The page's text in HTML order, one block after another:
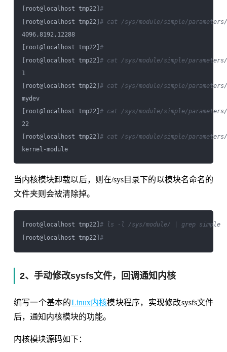
[root@localhost tmp22] #
[root@localhost tmp22] # cat /sys/module/simple/
4096,8192,12288
[root@localhost tmp22] #
[root@localhost tmp22] # cat /sys/module/simple/parameters/
1
[root@localhost tmp22] # cat /sys/module/simple/parameters/
mydev
[root@localhost tmp22] # cat /sys/module/simple/
22
[root@localhost tmp22] # cat /sys/module/simple/
kernel-module
当内核模块卸载以后，则在/sys目录下的以模块名命名的
文件夹则会被清除掉。
[root@localhost tmp22] # ls -l /sys/module/ | grep simple
[root@localhost tmp22] #
2、手动修改sysfs文件，回调通知内核
编写一个基本的Linux内核模块程序，实现修改sysfs文件
后，通知内核模块的功能。
内核模块源码如下：